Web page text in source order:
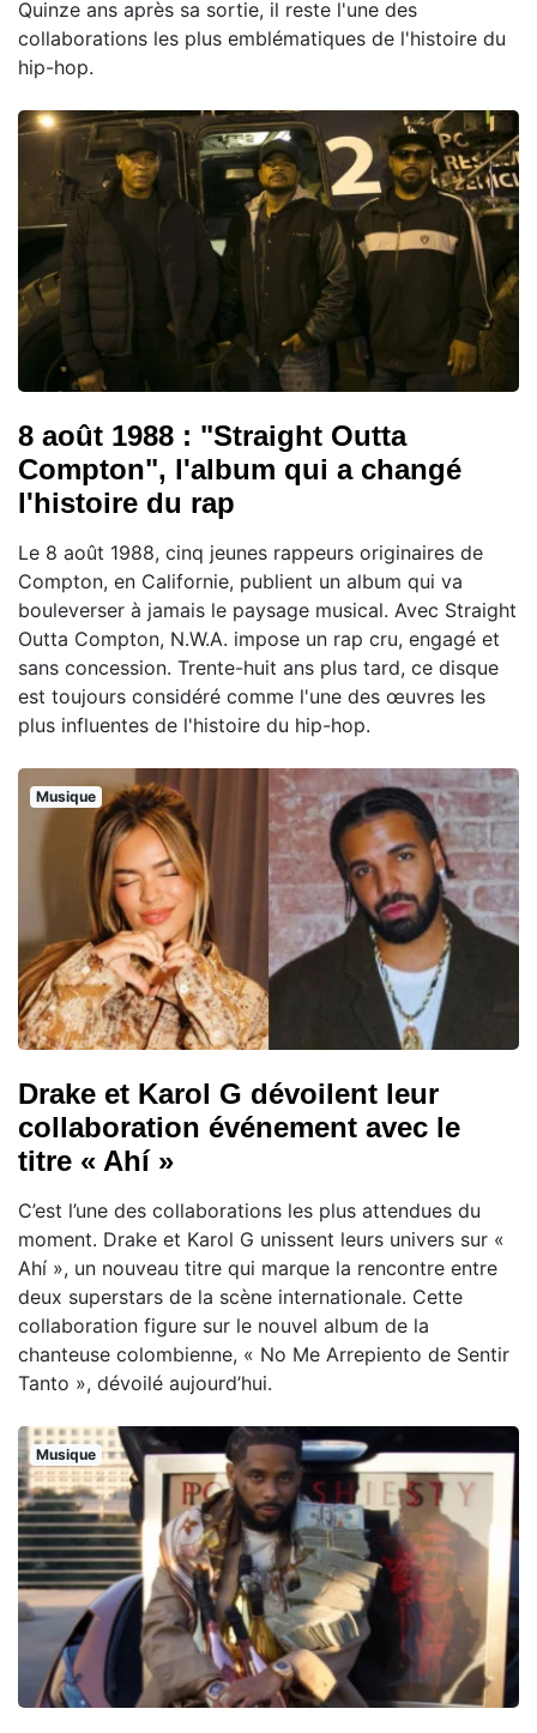
Quinze ans après sa sortie, il reste l'une des
collaborations les plus emblématiques de l'histoire du
hip-hop.
8 août 1988 : "Straight Outta
Compton", l'album qui a changé
l'histoire du rap
Le 8 août 1988, cinq jeunes rappeurs originaires de
Compton, en Californie, publient un album qui va
bouleverser à jamais le paysage musical. Avec Straight
Outta Compton, N.W.A. impose un rap cru, engagé et
sans concession. Trente-huit ans plus tard, ce disque
est toujours considéré comme l'une des œuvres les
plus influentes de l'histoire du hip-hop.
Musique
Drake et Karol G dévoilent leur
collaboration événement avec le
titre « Ahí »
C’est l’une des collaborations les plus attendues du
moment. Drake et Karol G unissent leurs univers sur «
Ahí », un nouveau titre qui marque la rencontre entre
deux superstars de la scène internationale. Cette
collaboration figure sur le nouvel album de la
chanteuse colombienne, « No Me Arrepiento de Sentir
Tanto », dévoilé aujourd’hui.
Musique